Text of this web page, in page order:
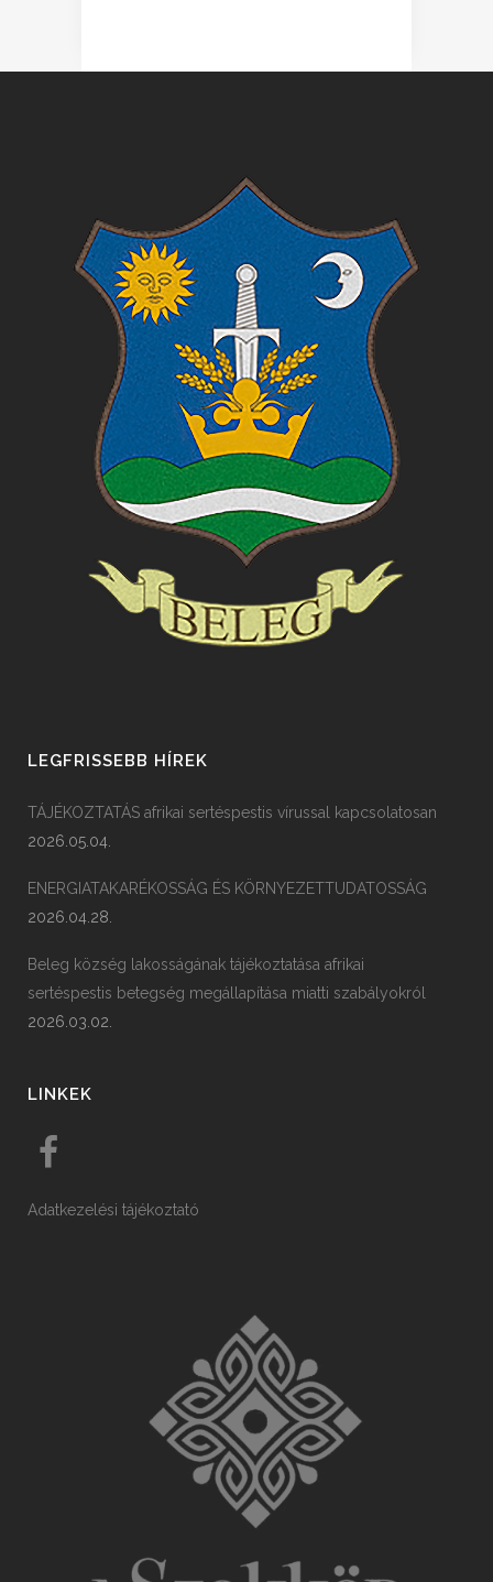
LEGFRISSEBB HÍREK
TÁJÉKOZTATÁS afrikai sertéspestis vírussal kapcsolatosan
2026.05.04.
ENERGIATAKARÉKOSSÁG ÉS KÖRNYEZETTUDATOSSÁG
2026.04.28.
Beleg község lakosságának tájékoztatása afrikai
sertéspestis betegség megállapítása miatti szabályokról
2026.03.02.
LINKEK
Adatkezelési tájékoztató